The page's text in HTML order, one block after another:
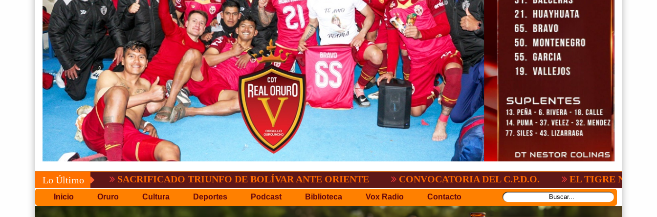
Lo Último CONVOCATORIA DEL C.P.D.O. EL TIGRE NO PERDONO A NACIONAL:2-3 GV-SAN JOSÉ, NO PUDO CON
Inicio Oruro Cultura Deportes Podcast Biblioteca Vox Radio Contacto